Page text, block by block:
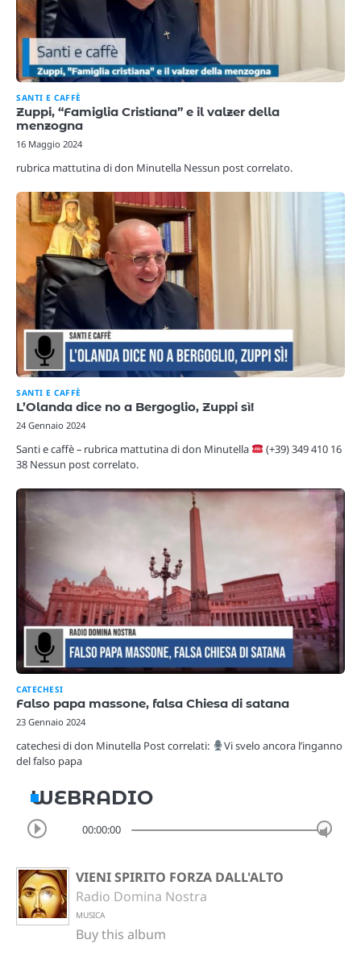
SANTI E CAFFÈ
Zuppi, “Famiglia Cristiana” e il valzer della
menzogna
16 Maggio 2024
rubrica mattutina di don Minutella Nessun post correlato.
SANTI E CAFFÈ
L’Olanda dice no a Bergoglio, Zuppi sì!
24 Gennaio 2024
Santi e caffè – rubrica mattutina di don Minutella
(+39) 349 410 16
38 Nessun post correlato.
CATECHESI
Falso papa massone, falsa Chiesa di satana
23 Gennaio 2024
catechesi di don Minutella Post correlati:
Vi svelo ancora l’inganno
del falso papa
WEBRADIO
00:00:00
VIENI SPIRITO FORZA DALL'ALTO
Radio Domina Nostra
MUSICA
Buy this album